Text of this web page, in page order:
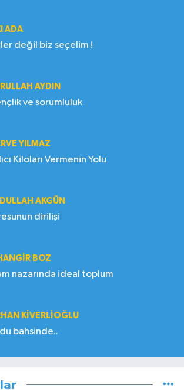
ADA
değil biz seçelim !
AYDIN
Gençlik ve sorumluluk
YILMAZ
Kiloları Vermenin Yolu
AKGÜN
dirilişi
BOZ
nazarında ideal toplum
KIVERLIOĞLU
bahsinde..